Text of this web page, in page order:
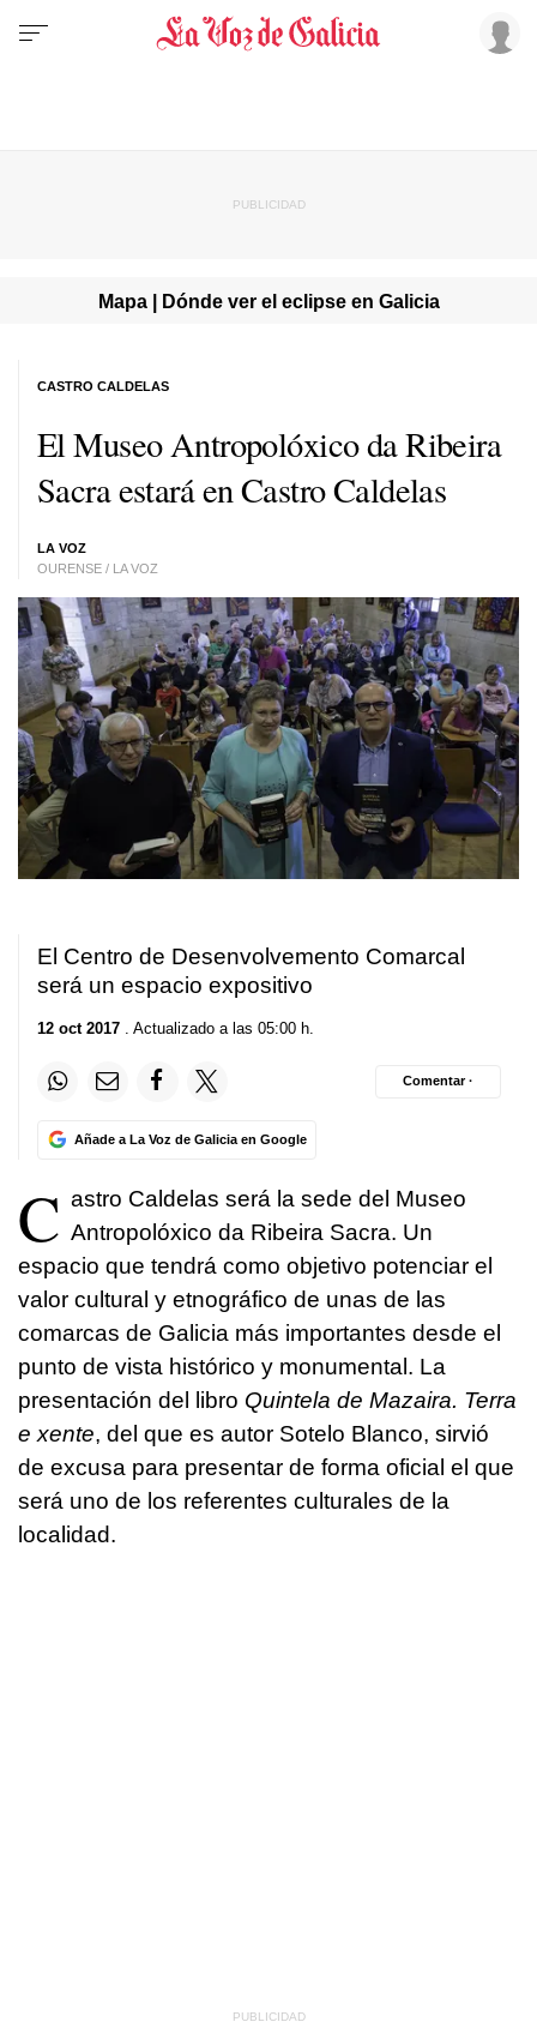
Mapa | Dónde ver el eclipse en Galicia
El Museo Antropolóxico da Ribeira
Sacra estará en Castro Caldelas
LA VOZ
OURENSE / LA VOZ
CASTRO CALDELAS
El Centro de Desenvolvemento Comarcal
será un espacio expositivo
12 oct 2017 . Actualizado a las 05:00 h.
Añade a La Voz de Galicia en Google
Comentar ·
C astro Caldelas será la sede del Museo
Antropolóxico da Ribeira Sacra. Un
espacio que tendrá como objetivo potenciar el
valor cultural y etnográfico de unas de las
comarcas de Galicia más importantes desde el
punto de vista histórico y monumental. La
presentación del libro Quintela de Mazaira. Terra
e xente, del que es autor Sotelo Blanco, sirvió
de excusa para presentar de forma oficial el que
será uno de los referentes culturales de la
localidad.